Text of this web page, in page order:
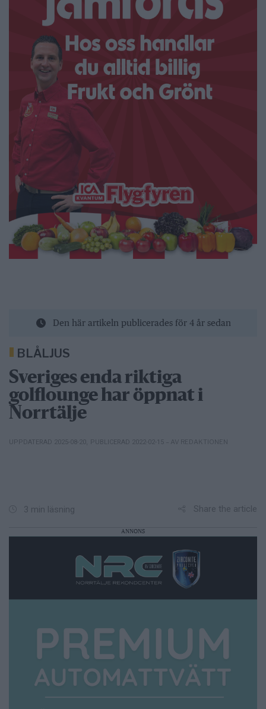
Den här artikeln publicerades för 4 år sedan
BLÅLJUS
Sveriges enda riktiga
golflounge har öppnat i
Norrtälje
UPPDATERAD 2025-08-20 PUBLICERAD 2022-02-15 – AV REDAKTIONEN
3 min läsning Share the article
ANNONS